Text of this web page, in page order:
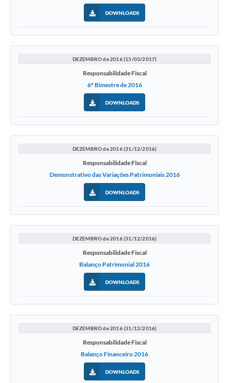
DOWNLOADS
DEZEMBRO de 2016 (15/03/2017)
Responsabilidade Fiscal
6º Bimestre de 2016
DOWNLOADS
DEZEMBRO de 2016 (31/12/2016)
Responsabilidade Fiscal
Demonstrativo das Variações Patrimoniais 2016
DOWNLOADS
DEZEMBRO de 2016 (31/12/2016)
Responsabilidade Fiscal
Balanço Patrimonial 2016
DOWNLOADS
DEZEMBRO de 2016 (31/12/2016)
Responsabilidade Fiscal
Balanço Financeiro 2016
DOWNLOADS